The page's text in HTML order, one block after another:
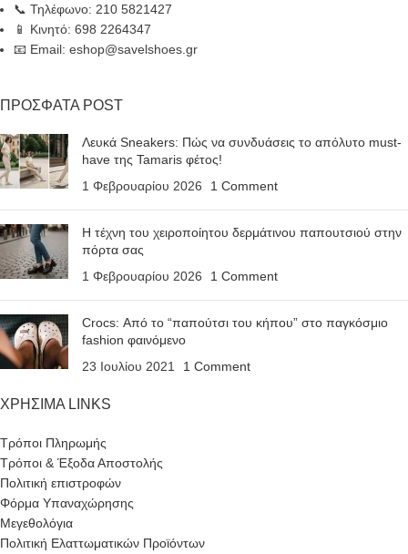
📞 Τηλέφωνο: 210 5821427
📱 Κινητό: 698 2264347
📧 Email: eshop@savelshoes.gr
ΠΡΟΣΦΑΤΑ POST
Λευκά Sneakers: Πώς να συνδυάσεις το απόλυτο must-
have της Tamaris φέτος!
1 Φεβρουαρίου 2026
1 Comment
Η τέχνη του χειροποίητου δερμάτινου παπουτσιού στην
πόρτα σας
1 Φεβρουαρίου 2026
1 Comment
Crocs: Από το “παπούτσι του κήπου” στο παγκόσμιο
fashion φαινόμενο
23 Ιουλίου 2021
1 Comment
ΧΡΗΣΙΜΑ LINKS
Τρόποι Πληρωμής
Τρόποι & Έξοδα Αποστολής
Πολιτική επιστροφών
Φόρμα Υπαναχώρησης
Μεγεθολόγια
Πολιτική Ελαττωματικών Προϊόντων